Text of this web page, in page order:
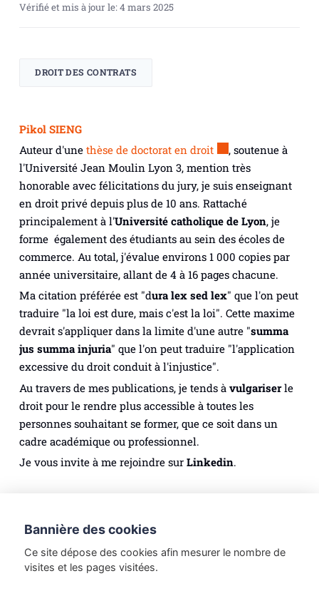
Vérifié et mis à jour le:4 mars 2025
DROIT DES CONTRATS
Pikol SIENG
Auteur d'unethèse de doctorat en droit
, soutenue à
l'Université Jean Moulin Lyon 3, mention très
honorable avec félicitations du jury, je suis enseignant
en droit privé depuis plus de 10 ans. Rattaché
principalement à l'Université catholique de Lyon, je
forme également des étudiants au sein des écoles de
commerce. Au total, j'évalue environs 1 000 copies par
année universitaire, allant de 4 à 16 pages chacune.
Ma citation préférée est "dura lex sed lex" que l'on peut
traduire "la loi est dure, mais c'est la loi". Cette maxime
devrait s'appliquer dans la limite d'une autre "summa
jus summa injuria" que l'on peut traduire "l'application
excessive du droit conduit à l'injustice".
Au travers de mes publications, je tends à vulgariserle
droit pour le rendre plus accessible à toutes les
personnes souhaitant se former, que ce soit dans un
cadre académique ou professionnel.
Je vous invite à me rejoindre sur Linkedin.
Droit des personnes
Méthodologie juridique
Droit du travail
Bannière des cookies
Ce site dépose des cookies afin mesurer le nombre de
visites et les pages visitées.